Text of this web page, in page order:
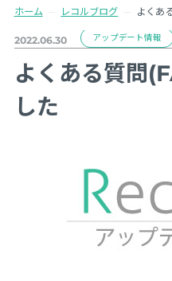
ホーム レコルブログ よくあ
2022.06.30 アップデート情報
よくある質問
した